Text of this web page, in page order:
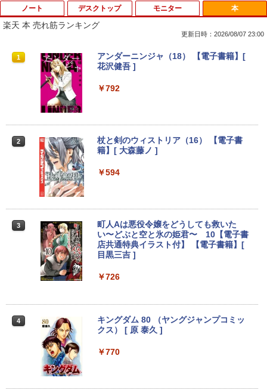
ノート
1
【期間限定 ポイントUP＆クーポン配
布】 Lenovo 500e Chromebook Gen 4
omeOS N100 メモリ4GB eMMC64GB 1
5 G6 G7 G8 第10世代 Core i3/i5選択可
￥24,980
フルHD対応WUXGA 12.1インチ Panaso
SD カメラ 無線 Office付 Win11【ノート
パソコン 中古パソコン 中古PC】（Wind
ows10も対応可能 Win10）
￥28,589
デスクトップ
1
【今だけ】全品ポイント10倍 お買い物マ
ラソン★8/4～8/11★中古パソコン デス
Core i5 9500T メモリ8GB 中古SSD 2.5
デスクトップパソコン デル DELL optipl
スクトップパソコン デスクトップ PC 中
古パソコン 1186aR 10249091
￥32,780
ws11 初心者向け 初期設定済 省スペース
高さ4.4cm 軽量 モニター取り付け可 イ
ンテルCeleron メモリ8GB 高速SSD 256
機能 テレワーク 在宅勤務 パソコン
モニター
1
R090-DELL E2220H 21.5インチ 液晶モ
ニタ 1点 フルHD(1920x1080) DisplayP
【中古動作品】
中古モニター | 液晶ディスプレイ | I-O D
ドTFT 1920×1080(フルHD) | LEDバック
￥6,280
まで】 モニター 21.5型 液晶ディスプレ
nc 21.5インチ 角度調節 FullHD ブルー
ライトカット VAパネル VESAフル FHD
ノングレア MAXZEN JM22CH02
￥9,480
本
楽天 本 売れ筋ランキング
更新日時：2026/08/07 23:00
1
アンダーニンジャ（18） 【電子書籍】[
花沢健吾 ]
￥792
2
杖と剣のウィストリア（16） 【電子書
籍】[ 大森藤ノ ]
￥594
3
町人Aは悪役令嬢をどうしても救いた
い〜どぶと空と氷の姫君〜 10【電子書
店共通特典イラスト付】 【電子書籍】[
目黒三吉 ]
￥726
4
キングダム 80 （ヤングジャンプコミッ
クス） [ 原 泰久 ]
￥770